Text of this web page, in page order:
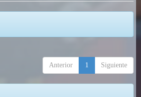
Anterior 1 Siguiente